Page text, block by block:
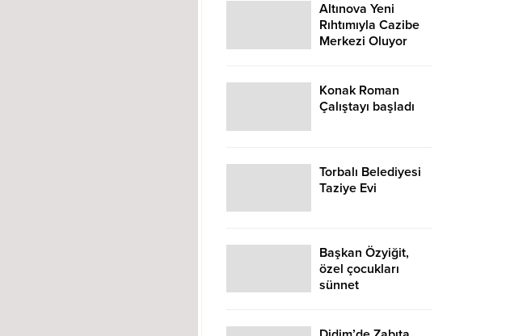
Altınova Yeni
Rıhtımıyla Cazibe
Merkezi Oluyor
Konak Roman
Çalıştayı başladı
Torbalı Belediyesi
Taziye Evi
Başkan Özyiğit,
özel çocukları
sünnet